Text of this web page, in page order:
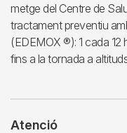
metge del Centre de
tractament preventiu
(EDEMOX ®): 1 cada
fins a la tornada a
Atenció